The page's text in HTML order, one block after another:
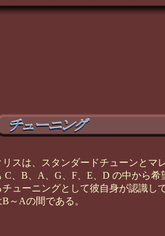
リスは、スタンダードチューンとマ
C、B、A、G、F、E、D の中から
チューニングとして彼自身が認識し
B～Aの間である。